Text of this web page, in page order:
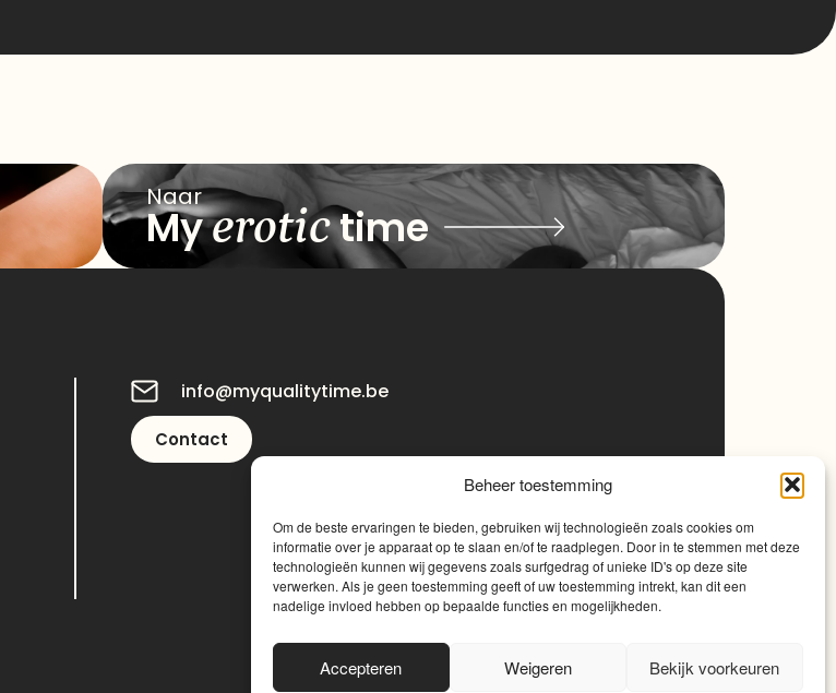
Beheer toestemming
Om de beste ervaringen te bieden, gebruiken wij technologieën zoals cookies om
informatie over je apparaat op te slaan en/of te raadplegen. Door in te stemmen met deze
technologieën kunnen wij gegevens zoals surfgedrag of unieke ID's op deze site
verwerken. Als je geen toestemming geeft of uw toestemming intrekt, kan dit een
nadelige invloed hebben op bepaalde functies en mogelijkheden.
Accepteren Weigeren Bekijk voorkeuren
Naar
Myerotictime
info@myqualitytime.be
Contact